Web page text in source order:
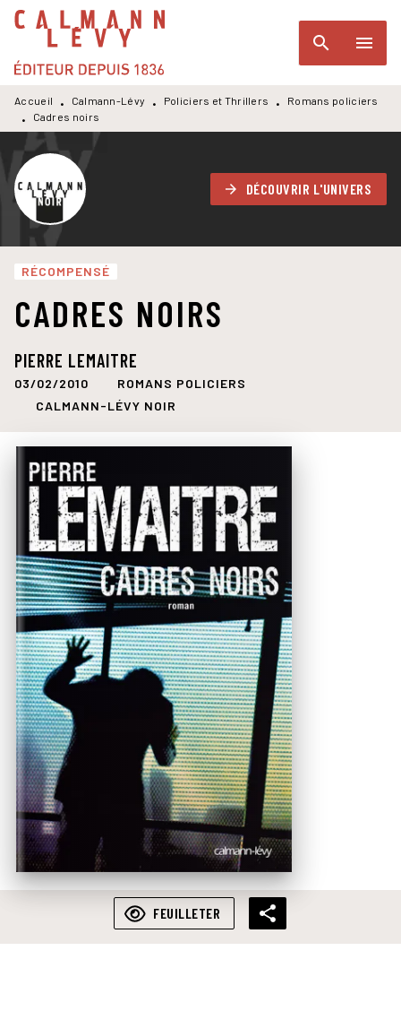
MENU RECHERCHE
PIED DE PAGE
search menu
Accueil • Calmann-Lévy • Policiers et Thrillers •
Romans policiers
•
Cadres noirs
arrow_forward DÉCOUVRIR L'UNIVERS
RÉCOMPENSÉ
CADRES NOIRS
PIERRE LEMAITRE
03/02/2010
ROMANS POLICIERS
CALMANN-LÉVY NOIR
FEUILLETER